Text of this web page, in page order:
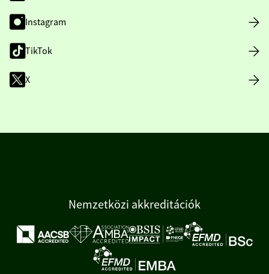
Instagram
TikTok
X
Nemzetközi akkreditációk